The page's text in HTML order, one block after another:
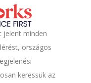
jelent minden
országos
keressük az